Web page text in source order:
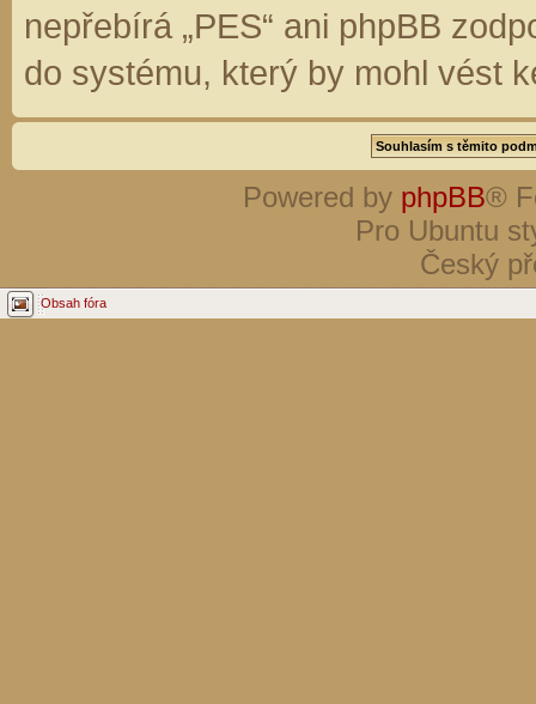
nepřebírá „PES“ ani phpBB
do systému, který by mohl vést
Powered by phpBB®
Pro Ubuntu
Český
Obsah fóra